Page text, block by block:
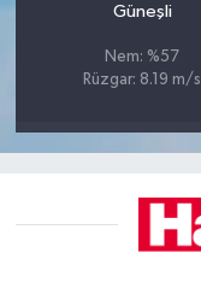
Güneşli
Nem: %57
Rüzgar: 8.19 m/s